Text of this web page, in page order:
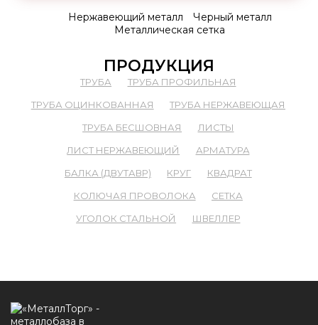
Нержавеющий металл
Черный металл
Металлическая сетка
ПРОДУКЦИЯ
ТРУБА
ТРУБА ПРОФИЛЬНАЯ
ТРУБА ОЦИНКОВАННАЯ
ТРУБА НЕРЖАВЕЮЩАЯ
ТРУБА БЕСШОВНАЯ
ЛИСТЫ
ЛИСТ НЕРЖАВЕЮЩИЙ
АРМАТУРА
БАЛКА (ДВУТАВР)
КРУГ
КВАДРАТ
КОЛЮЧАЯ ПРОВОЛОКА
СЕТКА
УГОЛОК СТАЛЬНОЙ
ШВЕЛЛЕР